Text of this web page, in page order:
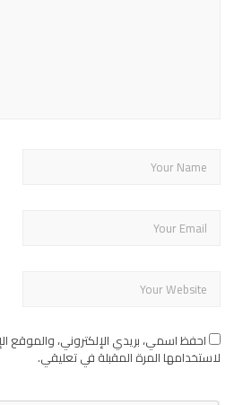
احفظ اسمي، بريدي الإلكتروني، والموقع
لاستخدامها المرة المقبلة في تعليقي.